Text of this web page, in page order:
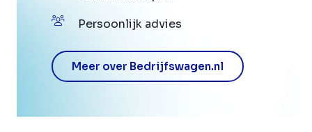
Persoonlijk advies
Meer over Bedrijfswagen.nl